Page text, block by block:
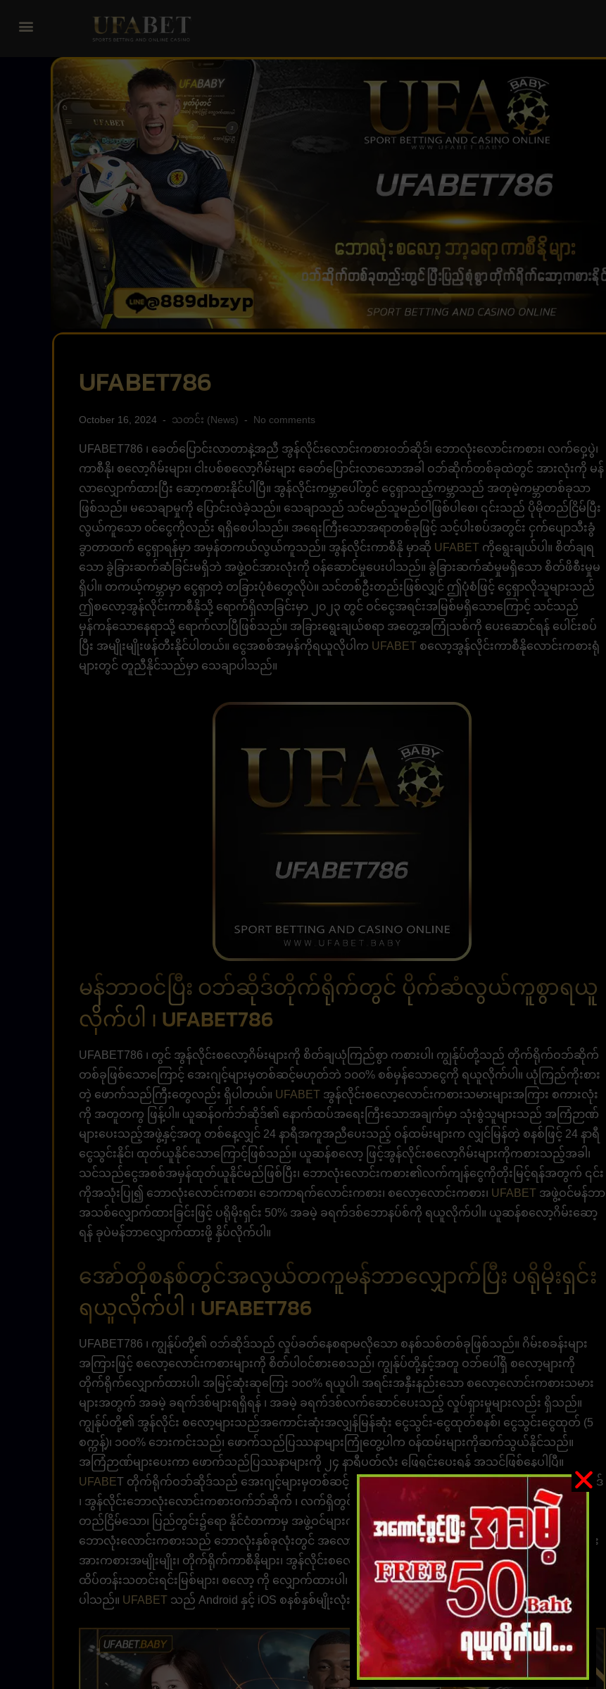
UFABET786
October 16, 2024 သတင်း (News) No comments
UFABET786 ၊ ခေတ်ပြောင်းလာတာနဲ့အညီ အွန်လိုင်းလောင်းကစားဝဘ်ဆိုဒ်၊ ဘောလုံးလောင်းကစား၊ လက်ဝှေ့ပွဲ၊
ကာစီနို၊ စလော့ဂိမ်းများ၊ ငါးပစ်စလော့ဂိမ်းများ ခေတ်ပြောင်းလာသောအခါ ဝဘ်ဆိုက်တစ်ခုထဲတွင် အားလုံးကို မန်
လာလျှောက်ထားပြီး ဆော့ကစားနိုင်ပါပြီ။ အွန်လိုင်းကမ္ဘာပေါ်တွင် ငွေရှာသည့်ကမ္ဘာသည် အတုမဲ့ကမ္ဘာတစ်ခုသာ
ဖြစ်သည်။ မသေချာမှုကို ပြောင်းလဲခဲ့သည်။ သေချာသည် သင်မည်သူမည်ဝါဖြစ်ပါစေ၊ ၎င်းသည် ပိုမိုတည်ငြိမ်ပြီး
လွယ်ကူသော ၀င်ငွေကိုလည်း ရရှိစေပါသည်။ အရေးကြီးသောအရာတစ်ခုဖြင့် သင့်ပါးစပ်အတွင်း ငှက်ပျောသီးခွံ
ခွာတာထက် ငွေရှာရန်မှာ အမှန်တကယ်လွယ်ကူသည်။ အွန်လိုင်းကာစီနို မှာဆို UFABET ကိုရွေးချယ်ပါ။ စိတ်ချရ
သော ခွဲခြားဆက်ဆံခြင်းမရှိဘဲ အဖွဲ့ဝင်အားလုံးကို ဝန်ဆောင်မှုပေးပါသည်။ ခွဲခြားဆက်ဆံမှုမရှိသော စိတ်ဖိစီးမှုမ
ရှိပါ။ တကယ့်ကမ္ဘာမှာ ငွေရှာတဲ့ တခြားပုံစံတွေလိုပဲ။ သင်တစ်ဦးတည်းဖြစ်လျှင် ဤပုံစံဖြင့် ငွေရှာလိုသူများသည်
ဤစလော့အွန်လိုင်းကာစီနိုသို့ ရောက်ရှိလာခြင်းမှာ ၂၀၂၃ တွင် ဝင်ငွေအရင်းအမြစ်မရှိသောကြောင့် သင်သည်
မှန်ကန်သောနေရာသို့ ရောက်လာပြီဖြစ်သည်။ အခြားရွေးချယ်စရာ အတွေ့အကြုံသစ်ကို ပေးဆောင်ရန် ပေါင်းစပ်
ပြီး အမျိုးမျိုးဖန်တီးနိုင်ပါတယ်။ ငွေအစစ်အမှန်ကိုရယူလိုပါက UFABET စလော့အွန်လိုင်းကာစီနိုလောင်းကစားရုံ
များတွင် တူညီနိုင်သည်မှာ သေချာပါသည်။
မန်ဘာဝင်ပြီး ဝဘ်ဆိုဒ်တိုက်ရိုက်တွင် ပိုက်ဆံလွယ်ကူစွာရယူ
လိုက်ပါ ၊ UFABET786
UFABET786 ၊ တွင် အွန်လိုင်းစလော့ဂိမ်းများကို စိတ်ချယုံကြည်စွာ ကစားပါ၊ ကျွန်ုပ်တို့သည် တိုက်ရိုက်ဝဘ်ဆိုက်
တစ်ခုဖြစ်သောကြောင့် အေးဂျင့်များမှတစ်ဆင့်မဟုတ်ဘဲ ၁၀၀% စစ်မှန်သောငွေကို ရယူလိုက်ပါ။ ယုံကြည်ကိုးစား
တဲ့ ဖောက်သည်ကြီးတွေလည်း ရှိပါတယ်။ UFABET အွန်လိုင်းစလော့လောင်းကစားသမားများအကြား စကားလုံး
ကို အတူတကွ ဖြန့်ပါ။ ယူဆန်ဝက်ဘ်ဆိုဒ်၏ နောက်ထပ်အရေးကြီးသောအချက်မှာ သုံးစွဲသူများသည် အကြံဉာဏ်
များပေးသည့်အဖွဲ့နှင့်အတူ တစ်နေ့လျှင် 24 နာရီအကူအညီပေးသည့် ဝန်ထမ်းများက လျှင်မြန်တဲ့ စနစ်ဖြင့် 24 နာရီ
ငွေသွင်းနိုင်၊ ထုတ်ယူနိုင်သောကြောင့်ဖြစ်သည်။ ယူဆန်စလော့ ဖြင့်အွန်လိုင်းစလော့ဂိမ်းများကိုကစားသည့်အခါ၊
သင်သည်ငွေအစစ်အမှန်ထုတ်ယူနိုင်မည်ဖြစ်ပြီး၊ ဘောလုံးလောင်းကစား၏လက်ကျန်ငွေကိုတိုးမြင့်ရန်အတွက် ၎င်း
ကိုအသုံးပြု၍ ဘောလုံးလောင်းကစား၊ ဘေကာရက်လောင်းကစား၊ စလော့လောင်းကစား၊ UFABET အဖွဲ့ဝင်မန်ဘာ
အသစ်လျှောက်ထားခြင်းဖြင့် ပရိုမိုးရှင်း 50% အခမဲ့ ခရက်ဒစ်ဘောနပ်စ်ကို ရယူလိုက်ပါ။ ယူဆန်စလော့ဂိမ်းဆော့
ရန် ခုပဲမန်ဘာလျှောက်ထားဖို့ နှိပ်လိုက်ပါ။
အော်တိုစနစ်တွင်အလွယ်တကူမန်ဘာလျှောက်ပြီး ပရိုမိုးရှင်း
ရယူလိုက်ပါ ၊ UFABET786
UFABET786 ၊ ကျွန်ုပ်တို့၏ ဝဘ်ဆိုဒ်သည် လှုပ်ခတ်နေစရာမလိုသော စနစ်သစ်တစ်ခုဖြစ်သည်။ ဂိမ်းစခန်းများ
အကြားဖြင့် စလော့လောင်းကစားများကို စိတ်ပါဝင်စားစေသည်၊ ကျွန်ုပ်တို့နှင့်အတူ ဝဘ်ပေါ်ရှိ စလော့များကို
တိုက်ရိုက်လျှောက်ထားပါ၊ အမြင့်ဆုံးဆုကြေး ၁၀၀% ရယူပါ၊ အရင်းအနှီးနည်းသော စလော့လောင်းကစားသမား
များအတွက် အခမဲ့ ခရက်ဒစ်များရရှိရန် ၊ အခမဲ့ ခရက်ဒစ်လက်ဆောင်ပေးသည့် လှုပ်ရှားမှုများလည်း ရှိသည်။
ကျွန်ုပ်တို့၏ အွန်လိုင်း စလော့များသည်အကောင်းဆုံးအလျှန်မြန်ဆုံး ငွေသွင်း-ငွေထုတ်စနစ်၊ ငွေသွင်းငွေထုတ် (5
စက္ကန့်)၊ ၁၀၀% ဘေးကင်းသည်၊ ဖောက်သည်ပြဿနာများကြုံတွေ့ပါက ၀န်ထမ်းများကိုဆက်သွယ်နိုင်သည်။
အကြံဉာဏ်များပေးကာ ဖောက်သည်ပြဿနာများကို ၂၄ နာရီပတ်လုံး ဖြေရှင်းပေးရန် အသင့်ဖြစ်နေပါပြီ။
UFABET တိုက်ရိုက်ဝဘ်ဆိုဒ်သည် အေးဂျင့်များမှတစ်ဆင့် မသွားပါ။ ပြည့်စုံသောအွန်လိုင်းလောင်းကစားဝဘ်ဆိုဒ်
၊ အွန်လိုင်းဘောလုံးလောင်းကစားဝက်ဘ်ဆိုက် ၊ လက်ရှိတွင် ရေပန်းအစားဆုံးနှင့် အကျော်ကြားဆုံး၊ လုံခြုံ၊
တည်ငြိမ်သော၊ ပြည်တွင်း၌ရော နိုင်ငံတကာမှ အဖွဲ့ဝင်များက လက်ခံထားသည်။ အဆင့်မြင့်ဆုံးစနစ်ဖြင့် ယူဆန်
ဘောလုံးလောင်းကစားသည် ဘောလုံးနှစ်ခုလုံးတွင် အလောင်းအစားများကို လက်ခံပါသည်။ နိုင်ငံတကာဘောလုံး
အားကစားအမျိုးမျိုး၊ တိုက်ရိုက်ကာစီနိုများ၊ အွန်လိုင်းစလော့များ၊ e-sports ဂိမ်းများ၊ နာမည်ကြီးစခန်းများ၏
ထိပ်တန်းသတင်းရင်းမြစ်များ၊ စလော့ ကို လျှောက်ထားပါ၊ စီမံခန့်ခွဲသူများနှင့်အတူ တစ်ရက်လျှင် 24 နာရီ ရရှိနိုင်
ပါသည်။ UFABET သည် Android နှင့် iOS စနစ်နှစ်မျိုးလုံးကို ပံ့ပိုးပေးသည်။